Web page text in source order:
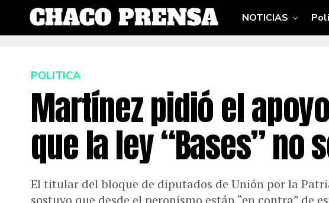
NOTICIAS
POLITICA
Martínez pidió el
que la ley “Bases” no
El titular del bloque de diputados de Unión por la
sostuvo que desde el peronismo están “en contra” de